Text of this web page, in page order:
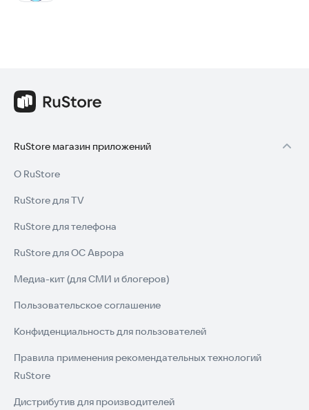
RuStore магазин приложений
О RuStore
RuStore для TV
RuStore для телефона
RuStore для ОС Аврора
Медиа-кит (для СМИ и блогеров)
Пользовательское соглашение
Конфиденциальность для пользователей
Правила применения рекомендательных технологий
RuStore
Дистрибутив для производителей